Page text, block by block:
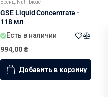
Бренд: Nutribiotic
GSE Liquid Concentrate -
118 мл
Есть в наличии
994,00₴
Добавить в корзину